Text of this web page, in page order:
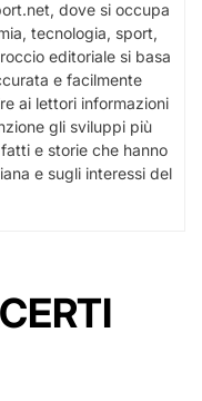
dove si occupa
tecnologia, sport,
editoriale si basa
e facilmente
ai lettori informazioni
gli sviluppi più
e storie che hanno
e sugli interessi del